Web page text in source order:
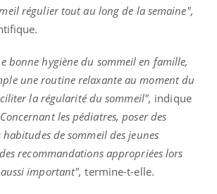
régulier tout au long de la semaine",
bonne hygiène du sommeil en famille,
une routine relaxante au moment du
la régularité du sommeil", indique
les pédiatres, poser des
de sommeil des jeunes
recommandations appropriées lors
important", termine-t-elle.